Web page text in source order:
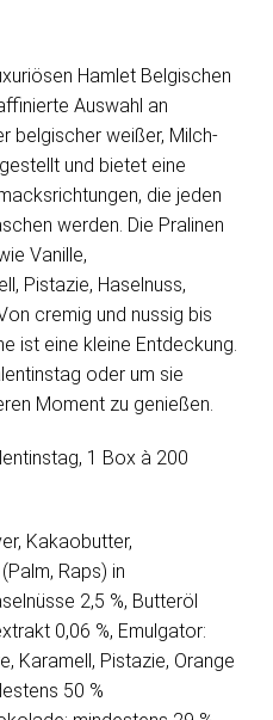
Hamlet Belgischen
Auswahl an
belgischer weißer, Milch-
und bietet eine
die jeden
werden. Die Pralinen
Vanille,
Pistazie, Haselnuss,
cremig und nussig bis
ist eine kleine Entdeckung.
oder um sie
Moment zu genießen.
1 Box à 200
Kakaobutter,
Raps) in
2,5 %, Butteröl
0,06 %, Emulgator:
Karamell, Pistazie, Orange
50 %